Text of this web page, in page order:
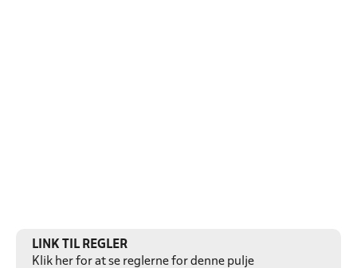
LINK TIL REGLER
Klik her for at se reglerne for denne pulje